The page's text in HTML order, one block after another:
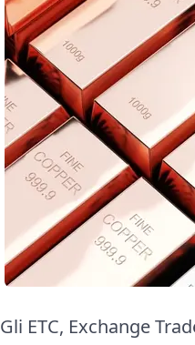
Gli ETC, Exchange